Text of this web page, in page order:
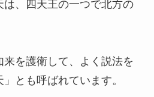
、四天王の一つで北方の
を護衛して、よく説法を
とも呼ばれています。